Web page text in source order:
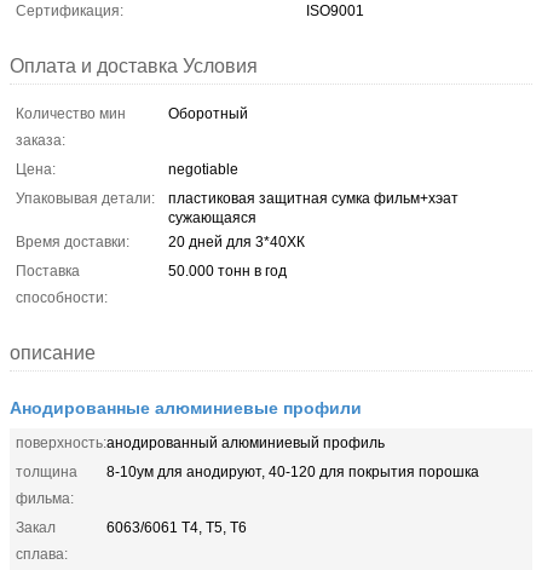
Сертификация:
ISO9001
Оплата и доставка Условия
Количество мин
заказа:
Оборотный
Цена:
negotiable
Упаковывая детали:
пластиковая защитная сумка фильм+хэат
сужающаяся
Время доставки:
20 дней для 3*40ХК
Поставка
способности:
50.000 тонн в год
описание
Анодированные алюминиевые профили
поверхность:анодированный алюминиевый профиль
толщина
фильма:
8-10ум для анодируют, 40-120 для покрытия порошка
Закал
сплава:
6063/6061 Т4, Т5, Т6